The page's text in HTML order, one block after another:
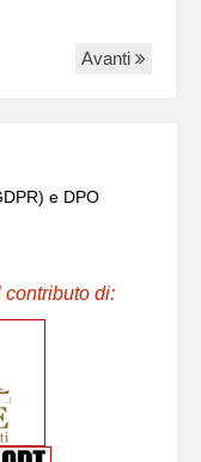
Avanti
e DPO
di: